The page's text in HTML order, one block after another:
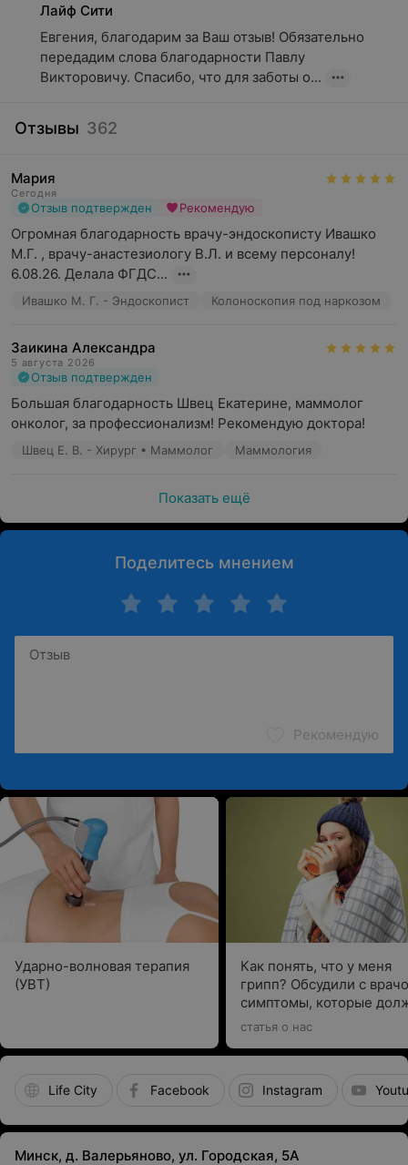
Лайф Сити
Евгения, благодарим за Ваш отзыв! Обязательно
передадим слова благодарности Павлу
Викторовичу. Спасибо, что для заботы о...
Отзывы 362
Мария
Сегодня
Отзыв подтвержден Рекомендую
Огромная благодарность врачу-эндоскописту Ивашко
М.Г. , врачу-анастезиологу В.Л. и всему персоналу!
6.08.26. Делала ФГДС...
Ивашко М. Г. - Эндоскопист Колоноскопия под наркозом
Заикина Александра
5 августа 2026
Отзыв подтвержден
Большая благодарность Швец Екатерине, маммолог
онколог, за профессионализм! Рекомендую доктора!
Швец Е. В. - Хирург • Маммолог Маммология
Показать ещё
Поделитесь мнением
Рекомендую
Ударно-волновая терапия
(УВТ)
Как понять, что у меня
грипп? Обсудили с
симптомы, которые
насторожить
статья о нас
Life City Facebook Instagram
Минск, д. Валерьяново, ул. Городская, 5А